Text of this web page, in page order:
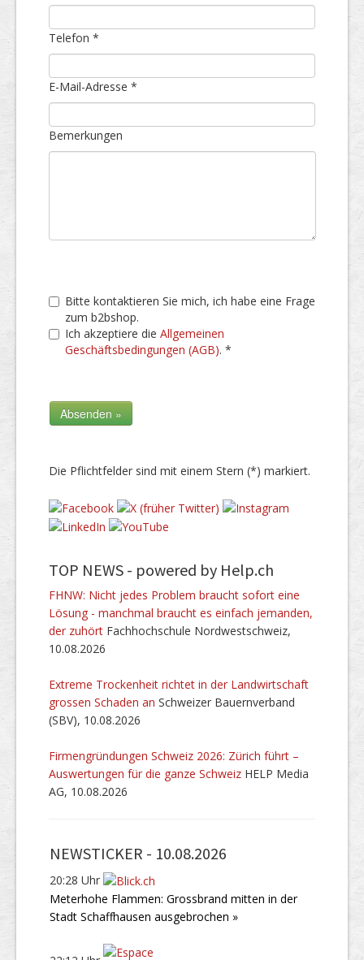
Telefon *
E-Mail-Adresse *
Bemerkungen
Bitte kontaktieren Sie mich, ich habe eine Frage
zum b2bshop.
Ich akzeptiere die Allgemeinen
Geschäftsbedingungen (AGB). *
Die Pflichtfelder sind mit einem Stern (*) markiert.
TOP NEWS - powered by Help.ch
FHNW: Nicht jedes Problem braucht sofort eine
Lösung - manchmal braucht es einfach jemanden,
der zuhört Fachhochschule Nordwestschweiz,
10.08.2026
Extreme Trockenheit richtet in der Landwirtschaft
grossen Schaden an Schweizer Bauernverband
(SBV), 10.08.2026
Firmengründungen Schweiz 2026: Zürich führt –
Auswertungen für die ganze Schweiz HELP Media
AG, 10.08.2026
NEWSTICKER - 10.08.2026
20:28 Uhr
Meterhohe Flammen: Grossbrand mitten in der
Stadt Schaffhausen ausgebrochen »